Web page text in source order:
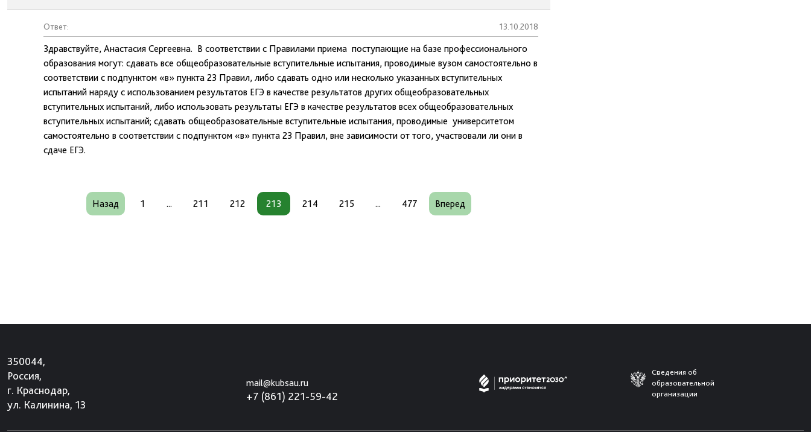
Ответ: 13.10.2018
Здравствуйте, Анастасия Сергеевна. В соответствии с Правилами приема поступающие на базе профессионального
образования могут: сдавать все общеобразовательные вступительные испытания, проводимые вузом самостоятельно в
соответствии с подпунктом «в» пункта 23 Правил, либо сдавать одно или несколько указанных вступительных
испытаний наряду с использованием результатов ЕГЭ в качестве результатов других общеобразовательных
вступительных испытаний, либо использовать результаты ЕГЭ в качестве результатов всех общеобразовательных
вступительных испытаний; сдавать общеобразовательные вступительные испытания, проводимые университетом
самостоятельно в соответствии с подпунктом «в» пункта 23 Правил, вне зависимости от того, участвовали ли они в
сдаче ЕГЭ.
Назад 1 ... 211 212 213 214 215 ... 477 Вперед
350044,
Россия,
г. Краснодар,
ул. Калинина, 13
mail@kubsau.ru
+7 (861) 221-59-42
Сведения об
образовательной
организации